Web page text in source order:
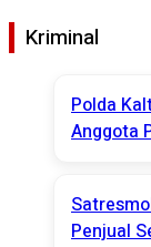
Kriminal
Polda
Anggota
Penjual